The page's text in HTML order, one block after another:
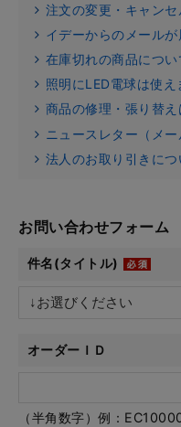
注文の変更・キャン
イデーからのメール
在庫切れの商品につ
照明にLED電球は使え
商品の修理・張り替え
ニュースレター（メ
法人のお取り引きに
お問い合わせフォーム
件名(タイトル)
オーダーＩＤ
（半角数字）例：